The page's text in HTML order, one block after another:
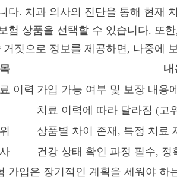
다. 치과 의사의 진단을 통해 현재
험 상품을 선택할 수 있습니다. 또
거짓으로 정보를 제공하면, 나중에
내
이력 가입 가능 여부 및 보장 내용
치료 이력에 따라 달라짐 (고
상품별 차이 존재, 특정 치료
건강 상태 확인 과정 필수, 정
가입은 장기적인 계획을 세워야 하